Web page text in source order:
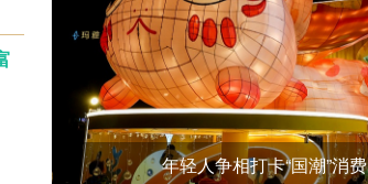
年轻人争相打卡“国潮”消费